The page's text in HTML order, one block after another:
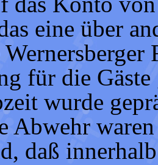
eine über
für die
wurde
Abwehr
daß